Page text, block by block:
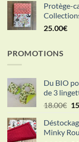
Protège-
25.00€
PROMOTIONS
Du BIO
de 3
18.00€ Le
Minky